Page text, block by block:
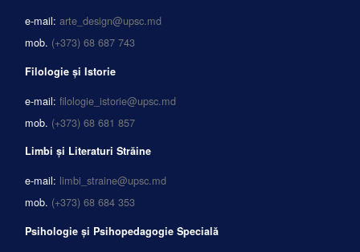
e-mail: arte_design@upsc.md
mob. (+373) 68 687 743
Filologie și Istorie
e-mail: filologie_istorie@upsc.md
mob. (+373) 68 681 857
Limbi și Literaturi Străine
e-mail: limbi_straine@upsc.md
mob. (+373) 68 684 353
Psihologie și Psihopedagogie Specială